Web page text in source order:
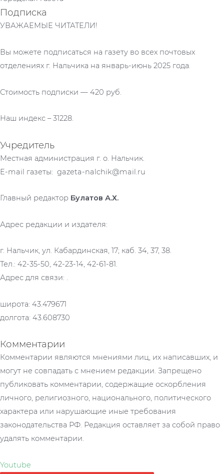
Подписка
УВАЖАЕМЫЕ ЧИТАТЕЛИ!
Вы можете подписаться на газету во всех почтовых
отделениях г. Нальчика на январь-июнь 2025 года.
Стоимость подписки — 420 руб.
Наш индекс – 31228.
Учредитель
Местная администрация г. о. Нальчик.
E-mail газеты: gazeta-nalchik@mail.ru
Главный редактор Булатов А.Х.
Адрес редакции и издателя:
г. Нальчик, ул. Кабардинская, 17; каб. 34, 37, 38.
Тел.: 42-35-50, 42-23-14, 42-61-81.
Адрес для связи: .
широта: 43.479671
долгота: 43.608730
Комментарии
Комментарии являются мнениями лиц, их написавших, и
могут не совпадать с мнением редакции. Запрещено
публиковать комментарии, содержащие оскорбления
личного, религиозного, национального, политического
характера или нарушающие иные требования
законодательства РФ. Редакция оставляет за собой право
удалять комментарии.
Youtube